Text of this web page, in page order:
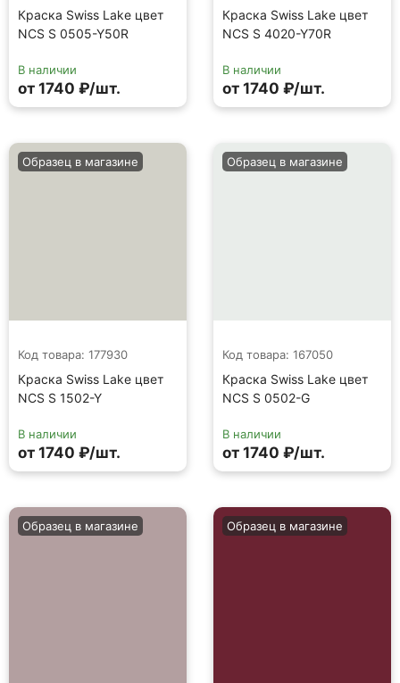
Краска Swiss Lake цвет
NCS S 0505-Y50R
В наличии
от 1740 ₽/шт.
Краска Swiss Lake цвет
NCS S 4020-Y70R
В наличии
от 1740 ₽/шт.
Код товара: 177930
Краска Swiss Lake цвет
NCS S 1502-Y
Образец в магазине
В наличии
от 1740 ₽/шт.
Код товара: 167050
Краска Swiss Lake цвет
NCS S 0502-G
Образец в магазине
В наличии
от 1740 ₽/шт.
Образец в магазине Образец в магазине